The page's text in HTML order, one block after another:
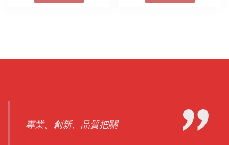
專業、創新、品質把關